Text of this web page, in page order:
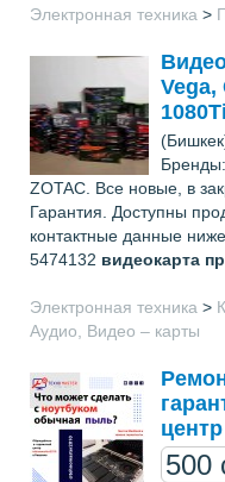
Электронная техника >
Vega,
1080Ti
ZOTAC. Все новые, в
Гарантия. Доступны
контактные данные
5474132 видеокарта
Электронная техника >
Аудио, Видео – карты
500